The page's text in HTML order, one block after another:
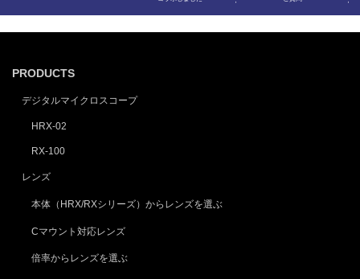
PRODUCTS
デジタルマイクロスコープ
HRX-02
RX-100
レンズ
本体（HRX/RXシリーズ）からレンズを選ぶ
Cマウント対応レンズ
倍率からレンズを選ぶ